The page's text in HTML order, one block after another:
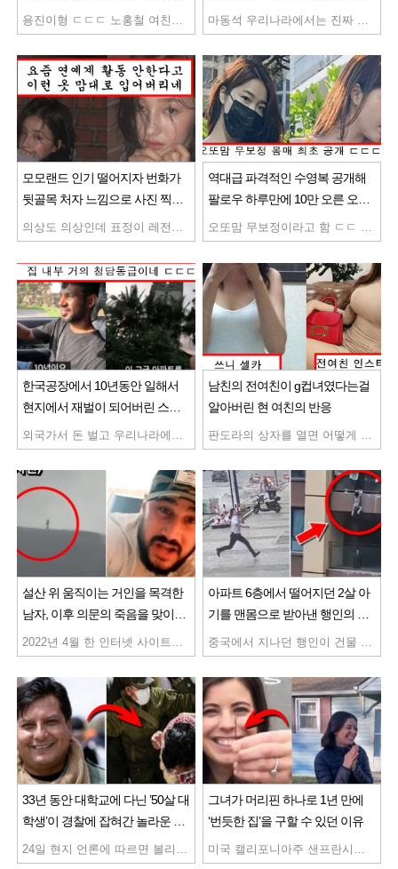
ㄷ
유
모모랜드 인기 떨어지자 번화가
뒷골목 처자 느낌으로 사진 찍은
모모랜드 맴버
의상도 의상인데 표정이 레전드네 ...
역대급 파격적인 수영복 공개해
팔로우 하루만에 10만 오른 오또
맘 몸매
오또맘 무보정이라고 함 ㄷㄷ 솔직히 이정도면 연엔 해도 될듯 오늘부터 오또맘 팬할거임
한국공장에서 10년동안 일해서
현지에서 재벌이 되어버린 스리
랑카인
남친의 전여친이 g컵녀였다는걸
알아버린 현 여친의 반응
설산 위 움직이는 거인을 목격한
남자, 이후 의문의 죽음을 맞이하
는데… 과연 그에게는 무슨 일이
있었던 걸까?
아파트 6층에서 떨어지던 2살 아
기를 맨몸으로 받아낸 행인의 놀
라운 정체
33년 동안 대학교에 다닌 ’50살 대
학생’이 경찰에 잡혀간 놀라운 이
유
24일 현지 언론에 따르면 볼리비아 대학연맹은 대학생 막스 멘도사(52) 영구 퇴출을 결정했습니다. 멘도사는 이제 볼리비아에선 다시 대학을 다닐 수 없게 됐는데요. 앞서 볼리비아 사법부는 22일 멘도사의 사전 구속을 결정했습니다. 멘도사는 최장 6개월간 수감생활을 하면서 재판을 받게 되는데요. 그저 대학을 다니는 대학생이 대학에서 영구 퇴출되고 구속까지 된 이유가 무엇일까요? 멘도사는 1989년 볼리비아의 산시몬 대학에 입학했습니다. 이때부터 올해까지 줄곧 장장 33년간 대학에 다녔습니다. 입학 당시 19살 앳된 청년이던 멘도사는 50대 초반 장년이 됐는데요. 사실상 일평생을 대학생으로 보낸 셈이지만 기록을 보면 공부가 너무 좋아서는 아닙니다. 그는 첫 8년은 경영학을, 이후 법학으로 전공으로 바꿔 25년간 대학에 다녔지만 제대로 학점을 쌓지 못했는데요. 수강신청을 했지만 낙제한 과목만 200개 이상, 이 가운데 100개 이상의 과목에선 10점 만점에 0점을 받았습니다. 낙제를 작정하지 않고는 도저히 거둘 수 없는 성적입니다. 대학생활을 이렇게 엉터리로 하면서 멘도사는 학생운동에만 전념했는데요. 마침내 그는 2013년 볼리비아 대학생연맹 임원, 2018년엔 총회장 자리에까지 올랐습니다. 사법부 판단에 따르면 이게 그의 목표였습니다. 볼리비아의 대학생연맹 임원에겐 국가가 활동비를 지급하는데요. 멘도사가 총회장에 오르면서 매달 꼬박꼬박 받게 된 활동비는 2만 1860볼리비아노(현지 화폐 단위, 약 398만원)인데요. 볼리비아에선 최상위권 엘리트가 받는 월급보다 많은 돈입니다. 그는 3년 동안 8개국을 여행했으며 여행 경비로 23,000달러 이상을 지출했습니다. 자격요건을 갖추지 못한 채 권력을 확대했고, 임기만료 후에도 물러나지 않은 채 직위를 쌓았습니다. 차례로 그는 여행 경비로 정당화하는 높은 비용으로 리더로서 세계 여러 지역으로의 여행을 추가했습니다. 볼리비아 대통령의 월급은 약 3500달러, 원화로 442만원 정도입니다. 사법부 관계자는 “힘들게 공부해서 졸업하는 것보다, 졸업 후 어렵게 취직을 하는 것보다 대학생으로 남는 게 그에겐 경제적으로 더 이득이었다”고 말했습니다. 멘도사의 이런 행각이 꼬리를 밟힌 건 대학생연맹 회의에서 폭력사태가 불거지면서였습니다. 사건을 조사한 한 의원이 “만년 대학생활을 하면서 엄청난 월급을 받는 사기꾼이 있다”고 폭로한 게 결정적이었습니다. 검찰은 “(활동비를 지급한) 국가를 상대로 사기행각을 벌인 것과 마찬가지”라며 “엄중한 법의 심판이 있을 것”이라고 말했습니다.
그녀가 머리핀 하나로 1년 만에
‘번듯한 집’을 구할 수 있던 이유
미국 캘리포니아주 샌프란시스코에 살던 데미 스키퍼(29)는 최근 테네시주 내슈빌의 새 집으로 이사했다고 전했습니다. 틱톡커인 그녀는 봉쇄가 덮친 지난해 봄에 머리핀을 크레이그리스트에 올렸는데요. 뭐든지 내게 필요하지 않은 것을 내주고 내게 필요한 것을 얻는 일이 가능한지 알아보자는 것이 그녀의 물물교환 프로젝트 ‘트레이드 미(Trade Me)’의 목표였습니다. 2006년에 붉은 색 클립 하나로 중고거래를 시작해 집 한 채를 공짜로 얻은 카일 맥도널드 얘기를 들은 것이 계기가 됐는데요.. 1년이 흐른 지난 5월 석 대의 트랙터를 넘기고 멕시코 패스트푸드 체인점인 치폴레의 유명인 카드를 손에 넣었습니다. 그녀는 여름이면 집을 공짜로 얻는 일이 가능할 것이라고 지난 11일 영국 일간 가디언 인터뷰에서 털어놓았는데요. 그렇게 참고 견뎌 이달 초 마침내 테네시주의 새 집으로 옮겼는데 모기지 대출도 없고 중개 수수료도 없이 온전히 자신의 것이 됐습니다. 물론 이사 비용은 들었지만 한 푼도 주택 구입에 쓰지 않았는데요. 손을 많이 봐야 하는 낡은 주택이었지만 부부가 함께 리모델링을 했고 커다란 정원까지 갖췄으니 어엿한 내집이었습니다. 일년 반 남짓, 28번째 교환만에 가능했다니 믿어지지 않는 일인데요. 이 일을 시작할 때 그녀의 틱톡 팔로워는 아무도 없었습니다. 하지만 지금은 500만명이 됐습니다. “수많은 이들이 가능하지 않다고 말했다. 난 집을 얻기 위해서라면 5년이라도 이 일에 매달릴 생각이었다. 그런데 오늘 아침 일어나 꿈인가 생시인가 싶었다. 내 집이 생겼다. 이 일을 머리핀 하나로 해냈다.” 고장난 자동차, 값어치가 훨씬 못한 다이아몬드 목걸이를 인도받는 일도 있었다는데요. 하지만 그녀는 부정적인 생각을 늘 긍정적으로 바꾸려고 노력했습니다. 누군가는 꼭 필요한 것이라면 집 한 채를 내놓을 수 있다고 말해왔다고 했습니다. 앞으로 다시 시작해 집 한 채를 더 구해 기부하겠다는 것이 그녀의 목표인데요. “난 한 번이라도 해본 두 번째 사람이에요. 해서 난 두 번을 해본 첫 번째가 되려고요.”